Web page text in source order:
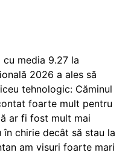
cu media 9.27 la
2026 a ales să
tehnologic: Căminul
foarte mult pentru
ar fi fost mult mai
în chirie decât să stau la
am visuri foarte mari